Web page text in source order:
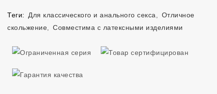
Теги: Для классического и анального секса
Отличное
скольжение
Совместима с латексными изделиями